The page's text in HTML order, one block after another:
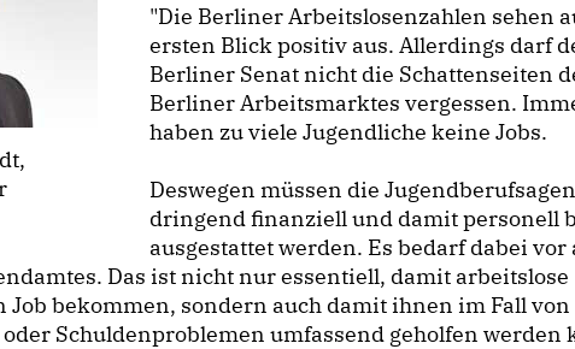
"Die Berliner Arbeitslosenzahlen sehen
ersten Blick positiv aus. Allerdings darf
Berliner Senat nicht die Schattenseiten
Berliner Arbeitsmarktes vergessen.
haben zu viele Jugendliche keine Jobs.
Deswegen müssen die
dringend finanziell und damit personell
ausgestattet werden. Es bedarf dabei vor
Das ist nicht nur essentiell, damit arbeitslose
bekommen, sondern auch damit ihnen im Fall von
Schuldenproblemen umfassend geholfen werden